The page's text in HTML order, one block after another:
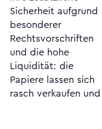
Sicherheit aufgrund
besonderer
Rechtsvorschriften
und die hohe
Liquidität: die
Papiere lassen sich
rasch verkaufen und
gedeckte